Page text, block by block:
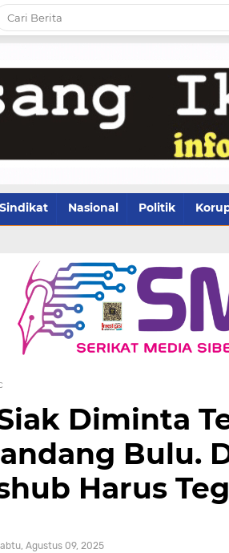
Sindikat Nasional Politik
Diminta
Bulu.
Harus
Agustus 09, 2025